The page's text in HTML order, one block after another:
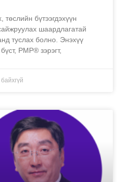
бүтээгдэхүүн
шаардлагатай
туслах болно. Энэхүү
PMP® зэрэгт,